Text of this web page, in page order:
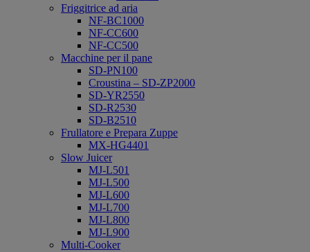
Friggitrice ad aria
NF-BC1000
NF-CC600
NF-CC500
Macchine per il pane
SD-PN100
Croustina – SD-ZP2000
SD-YR2550
SD-R2530
SD-B2510
Frullatore e Prepara Zuppe
MX-HG4401
Slow Juicer
MJ-L501
MJ-L500
MJ-L600
MJ-L700
MJ-L800
MJ-L900
Multi-Cooker